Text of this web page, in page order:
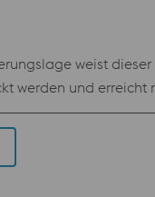
weist
werden und